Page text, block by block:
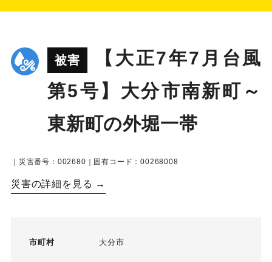
被害
【大正7年7月台風
第5号】大分市南新町～
東新町の外堀一帯
｜災害番号：002680｜固有コード：00268008
災害の詳細を見る →
市町村 大分市